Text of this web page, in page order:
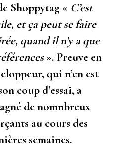
Shoppytag « C’est
et ça peut se faire
quand il n’y a que
». Preuve en
qui n’en est
coup d’essai, a
de nomnbreux
au cours des
semaines.